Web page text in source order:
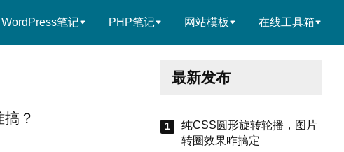
WordPress笔记 PHP笔记 网站模板 在线工具箱
？
最新发布
纯CSS圆形旋转轮播，图片
转圈效果咋搞定